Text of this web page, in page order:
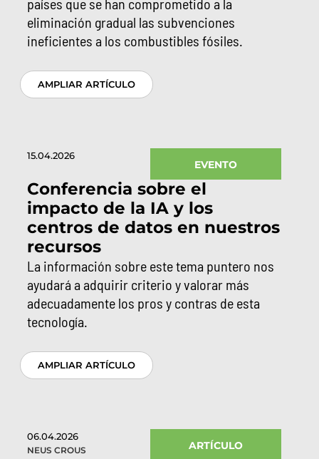
países que se han comprometido a la
eliminación gradual las subvenciones
ineficientes a los combustibles fósiles.
AMPLIAR ARTÍCULO
15.04.2026
EVENTO
Conferencia sobre el
impacto de la IA y los
centros de datos en nuestros
recursos
La información sobre este tema puntero nos
ayudará a adquirir criterio y valorar más
adecuadamente los pros y contras de esta
tecnología.
AMPLIAR ARTÍCULO
06.04.2026
NEUS CROUS ARTÍCULO